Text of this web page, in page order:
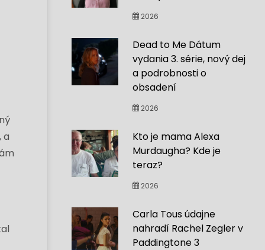
a
2026
Dead to Me Dátum
vydania 3. série, nový dej
a podrobnosti o
obsadení
2026
Kto je mama Alexa
Murdaugha? Kde je
teraz?
2026
Carla Tous údajne
nahradí Rachel Zegler v
Paddingtone 3